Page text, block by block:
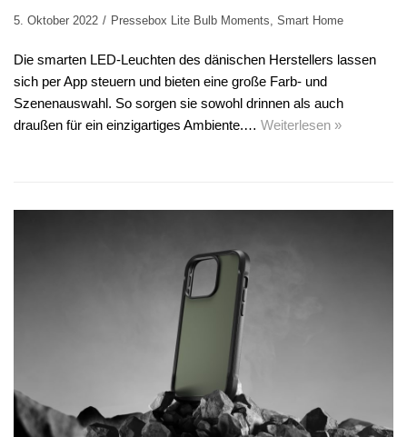
5. Oktober 2022 Pressebox Lite Bulb Moments, Smart Home
Die smarten LED-Leuchten des dänischen Herstellers lassen
sich per App steuern und bieten eine große Farb- und
Szenenauswahl. So sorgen sie sowohl drinnen als auch
draußen für ein einzigartiges Ambiente.… Weiterlesen »